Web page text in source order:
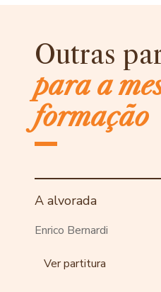
Outras
para a
formação
A alvorada
Enrico Bernardi
Ver partitura